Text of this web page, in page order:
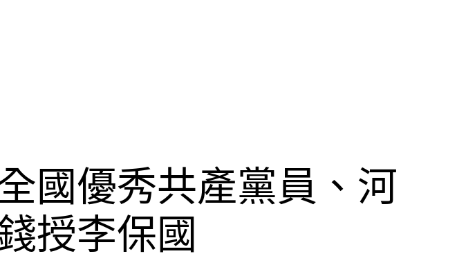
國優秀共產黨員、河
授李保國